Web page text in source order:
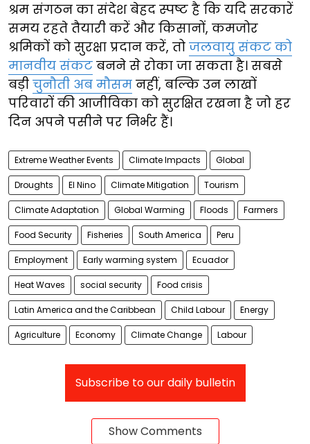
श्रम संगठन का संदेश बेहद स्पष्ट है कि यदि सरकारें
समय रहते तैयारी करें और किसानों, कमजोर
श्रमिकों को सुरक्षा प्रदान करें, तो जलवायु संकट को
मानवीय संकट बनने से रोका जा सकता है। सबसे
बड़ी चुनौती अब मौसम नहीं, बल्कि उन लाखों
परिवारों की आजीविका को सुरक्षित रखना है जो हर
दिन अपने पसीने पर निर्भर हैं।
Extreme Weather Events Climate Impacts Global
Droughts El Nino Climate Mitigation Tourism
Climate Adaptation Global Warming Floods Farmers
Food Security Fisheries South America Peru
Employment Early warming system Ecuador
Heat Waves social security Food crisis
Latin America and the Caribbean Child Labour Energy
Agriculture Economy Climate Change Labour
Subscribe to our daily bulletin
Show Comments